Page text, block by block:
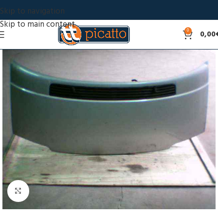
Skip to navigation
Skip to main content
0 0,00
Click to enlarge